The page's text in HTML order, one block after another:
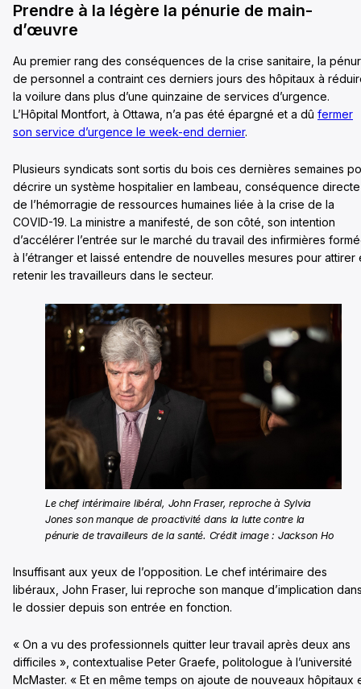
Prendre à la légère la pénurie de main-
d’œuvre
Au premier rang des conséquences de la crise sanitaire, la
de personnel a contraint ces derniers jours des hôpitaux à
la voilure dans plus d’une quinzaine de services d’urgence.
L’Hôpital Montfort, à Ottawa, n’a pas été épargné et a dû fermer
son service d’urgence le week-end dernier.
Plusieurs syndicats sont sortis du bois ces dernières semaines
décrire un système hospitalier en lambeau, conséquence directe
de l’hémorragie de ressources humaines liée à la crise de la
COVID-19. La ministre a manifesté, de son côté, son intention
d’accélérer l’entrée sur le marché du travail des infirmières
à l’étranger et laissé entendre de nouvelles mesures pour attirer
retenir les travailleurs dans le secteur.
Le chef intérimaire libéral, John Fraser, reproche à Sylvia
Jones son manque de proactivité dans la lutte contre la
pénurie de travailleurs de la santé. Crédit image : Jackson Ho
Insuffisant aux yeux de l’opposition. Le chef intérimaire des
libéraux, John Fraser, lui reproche son manque d’implication
le dossier depuis son entrée en fonction.
« On a vu des professionnels quitter leur travail après deux ans
difficiles », contextualise Peter Graefe, politologue à l’université
McMaster. « Et en même temps on ajoute de nouveaux hôpitaux